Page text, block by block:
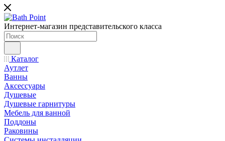
Интернет-магазин представительского класса
Каталог
Аутлет
Ванны
Аксессуары
Душевые
Душевые гарнитуры
Мебель для ванной
Поддоны
Раковины